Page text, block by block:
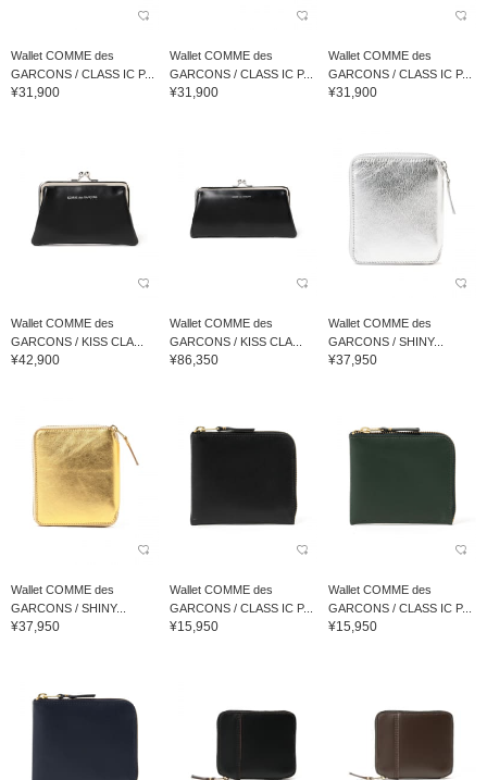
Wallet COMME des
GARCONS / CLASS IC P...
¥31,900
Wallet COMME des
GARCONS / CLASS IC P...
¥31,900
Wallet COMME des
GARCONS / CLASS IC P...
¥31,900
Wallet COMME des
GARCONS / KISS CLA...
¥42,900
Wallet COMME des
GARCONS / KISS CLA...
¥86,350
Wallet COMME des
GARCONS / SHINY...
¥37,950
Wallet COMME des
GARCONS / SHINY...
¥37,950
Wallet COMME des
GARCONS / CLASS IC P...
¥15,950
Wallet COMME des
GARCONS / CLASS IC P...
¥15,950